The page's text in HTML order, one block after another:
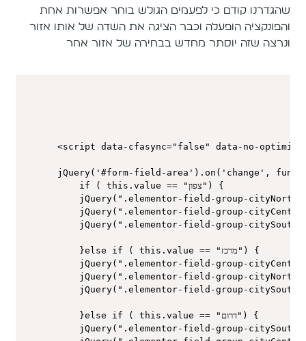
שהגדרנו קודם כי לפעמים הגולש בוחר אפשרות אחת
והפונקציה הופעלה וכבר הציגה את השדה של אותו אזור
ונרצה שזה יוסתר מחדש בבחירה של אזור אחר
<script data-cfasync="false" data-no-
jQuery('#form-field-area').on('change',